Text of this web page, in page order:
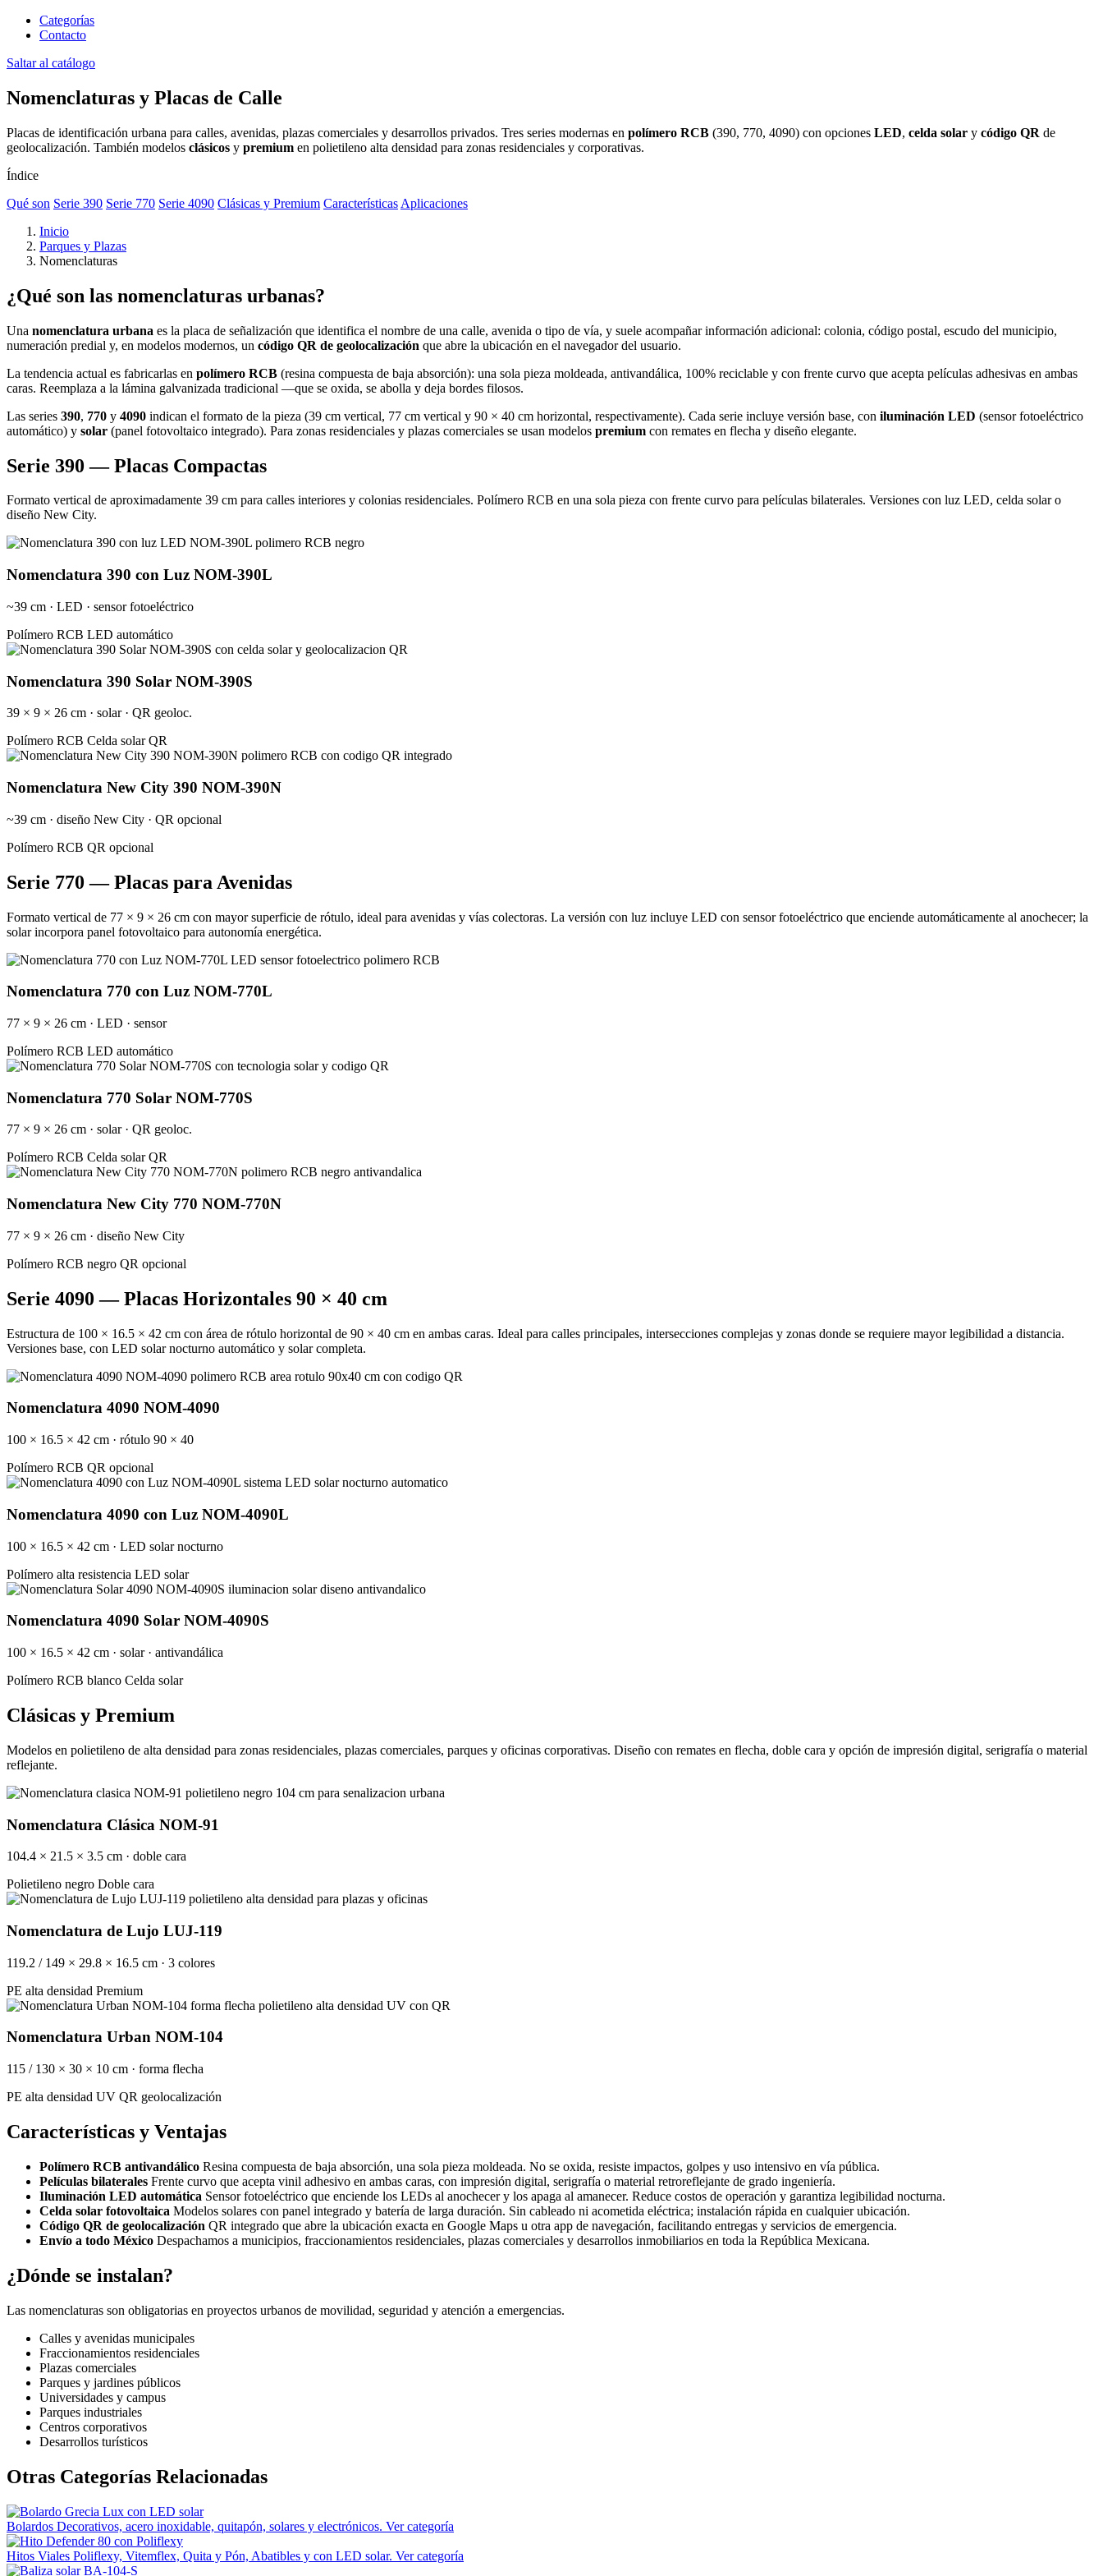
Categorías
Contacto
Saltar al catálogo
Nomenclaturas y Placas de Calle
Placas de identificación urbana para calles, avenidas, plazas comerciales y desarrollos privados. Tres series modernas en polímero RCB (390, 770, 4090) con opciones LED, celda solar y código QR de
geolocalización. También modelos clásicos y premium en polietileno alta densidad para zonas residenciales y corporativas.
Índice
Qué son Serie 390 Serie 770 Serie 4090 Clásicas y Premium Características Aplicaciones
Inicio
Parques y Plazas
Nomenclaturas
¿Qué son las nomenclaturas urbanas?
Una nomenclatura urbana es la placa de señalización que identifica el nombre de una calle, avenida o tipo de vía, y suele acompañar información adicional: colonia, código postal, escudo del municipio,
numeración predial y, en modelos modernos, un código QR de geolocalización que abre la ubicación en el navegador del usuario.
La tendencia actual es fabricarlas en polímero RCB (resina compuesta de baja absorción): una sola pieza moldeada, antivandálica, 100% reciclable y con frente curvo que acepta películas adhesivas en ambas
caras. Reemplaza a la lámina galvanizada tradicional —que se oxida, se abolla y deja bordes filosos.
Las series 390, 770 y 4090 indican el formato de la pieza (39 cm vertical, 77 cm vertical y 90 × 40 cm horizontal, respectivamente). Cada serie incluye versión base, con iluminación LED (sensor fotoeléctrico
automático) y solar (panel fotovoltaico integrado). Para zonas residenciales y plazas comerciales se usan modelos premium con remates en flecha y diseño elegante.
Serie 390 — Placas Compactas
Formato vertical de aproximadamente 39 cm para calles interiores y colonias residenciales. Polímero RCB en una sola pieza con frente curvo para películas bilaterales. Versiones con luz LED, celda solar o
diseño New City.
Nomenclatura 390 con Luz NOM-390L
~39 cm · LED · sensor fotoeléctrico
Polímero RCB LED automático
Nomenclatura 390 Solar NOM-390S
39 × 9 × 26 cm · solar · QR geoloc.
Polímero RCB Celda solar QR
Nomenclatura New City 390 NOM-390N
~39 cm · diseño New City · QR opcional
Polímero RCB QR opcional
Serie 770 — Placas para Avenidas
Formato vertical de 77 × 9 × 26 cm con mayor superficie de rótulo, ideal para avenidas y vías colectoras. La versión con luz incluye LED con sensor fotoeléctrico que enciende automáticamente al anochecer; la
solar incorpora panel fotovoltaico para autonomía energética.
Nomenclatura 770 con Luz NOM-770L
77 × 9 × 26 cm · LED · sensor
Polímero RCB LED automático
Nomenclatura 770 Solar NOM-770S
77 × 9 × 26 cm · solar · QR geoloc.
Polímero RCB Celda solar QR
Nomenclatura New City 770 NOM-770N
77 × 9 × 26 cm · diseño New City
Polímero RCB negro QR opcional
Serie 4090 — Placas Horizontales 90 × 40 cm
Estructura de 100 × 16.5 × 42 cm con área de rótulo horizontal de 90 × 40 cm en ambas caras. Ideal para calles principales, intersecciones complejas y zonas donde se requiere mayor legibilidad a distancia.
Versiones base, con LED solar nocturno automático y solar completa.
Nomenclatura 4090 NOM-4090
100 × 16.5 × 42 cm · rótulo 90 × 40
Polímero RCB QR opcional
Nomenclatura 4090 con Luz NOM-4090L
100 × 16.5 × 42 cm · LED solar nocturno
Polímero alta resistencia LED solar
Nomenclatura 4090 Solar NOM-4090S
100 × 16.5 × 42 cm · solar · antivandálica
Polímero RCB blanco Celda solar
Clásicas y Premium
Modelos en polietileno de alta densidad para zonas residenciales, plazas comerciales, parques y oficinas corporativas. Diseño con remates en flecha, doble cara y opción de impresión digital, serigrafía o material
reflejante.
Nomenclatura Clásica NOM-91
104.4 × 21.5 × 3.5 cm · doble cara
Polietileno negro Doble cara
Nomenclatura de Lujo LUJ-119
119.2 / 149 × 29.8 × 16.5 cm · 3 colores
PE alta densidad Premium
Nomenclatura Urban NOM-104
115 / 130 × 30 × 10 cm · forma flecha
PE alta densidad UV QR geolocalización
Características y Ventajas
Polímero RCB antivandálico Resina compuesta de baja absorción, una sola pieza moldeada. No se oxida, resiste impactos, golpes y uso intensivo en vía pública.
Películas bilaterales Frente curvo que acepta vinil adhesivo en ambas caras, con impresión digital, serigrafía o material retroreflejante de grado ingeniería.
Iluminación LED automática Sensor fotoeléctrico que enciende los LEDs al anochecer y los apaga al amanecer. Reduce costos de operación y garantiza legibilidad nocturna.
Celda solar fotovoltaica Modelos solares con panel integrado y batería de larga duración. Sin cableado ni acometida eléctrica; instalación rápida en cualquier ubicación.
Código QR de geolocalización QR integrado que abre la ubicación exacta en Google Maps u otra app de navegación, facilitando entregas y servicios de emergencia.
Envío a todo México Despachamos a municipios, fraccionamientos residenciales, plazas comerciales y desarrollos inmobiliarios en toda la República Mexicana.
¿Dónde se instalan?
Las nomenclaturas son obligatorias en proyectos urbanos de movilidad, seguridad y atención a emergencias.
Calles y avenidas municipales
Fraccionamientos residenciales
Plazas comerciales
Parques y jardines públicos
Universidades y campus
Parques industriales
Centros corporativos
Desarrollos turísticos
Otras Categorías Relacionadas
Bolardos Decorativos, acero inoxidable, quitapón, solares y electrónicos. Ver categoría
Hitos Viales Poliflexy, Vitemflex, Quita y Pón, Abatibles y con LED solar. Ver categoría